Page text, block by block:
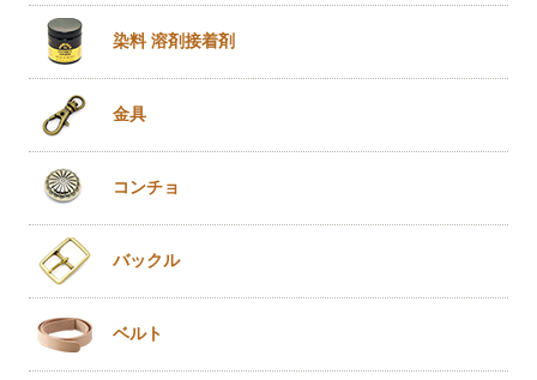
染料 溶剤接着剤
金具
コンチョ
バックル
ベルト